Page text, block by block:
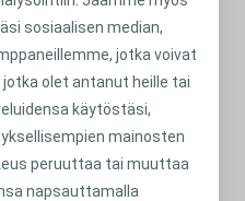
sosiaalisen median,
jotka voivat
olet antanut heille tai
käytöstäsi,
mainosten
peruuttaa tai muuttaa
napsauttamalla